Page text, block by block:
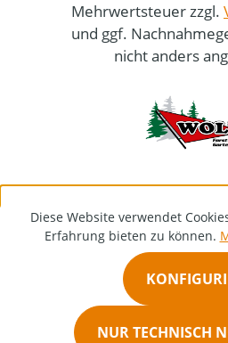
Mehrwertsteuer zzgl.
und ggf.
nicht anders
Diese Website verwendet
Erfahrung bieten zu können.
NUR TECHNISCH